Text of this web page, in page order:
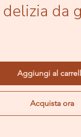
da
Aggiungi al
Acquista ora